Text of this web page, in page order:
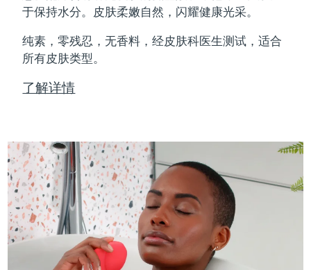
于保持水分。皮肤柔嫩自然，闪耀健康光采。
纯素，零残忍，无香料，经皮肤科医生测试，适合
所有皮肤类型。
了解详情